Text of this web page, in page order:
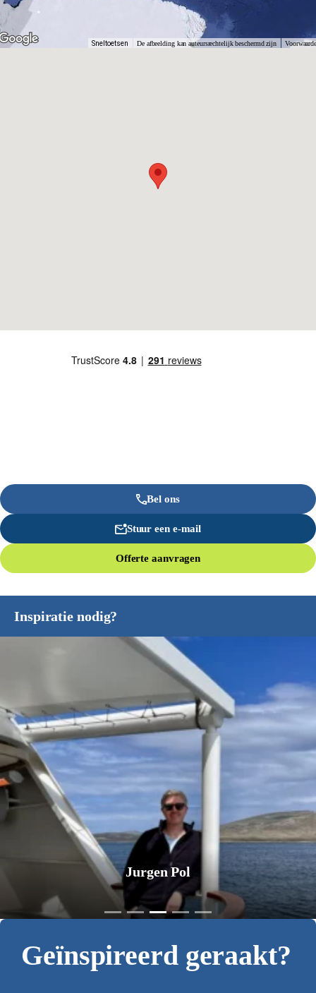
Sneltoetsen De afbeelding kan auteursrechtelijk beschermd zijn
Bel ons
Stuur een e-mail
Offerte aanvragen
Inspiratie nodig?
Jurgen Pol
Geïnspireerd geraakt?